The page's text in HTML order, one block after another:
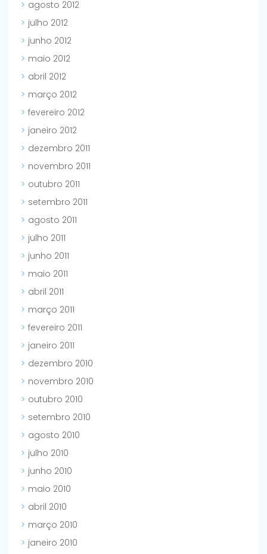
agosto 2012
julho 2012
junho 2012
maio 2012
abril 2012
março 2012
fevereiro 2012
janeiro 2012
dezembro 2011
novembro 2011
outubro 2011
setembro 2011
agosto 2011
julho 2011
junho 2011
maio 2011
abril 2011
março 2011
fevereiro 2011
janeiro 2011
dezembro 2010
novembro 2010
outubro 2010
setembro 2010
agosto 2010
julho 2010
junho 2010
maio 2010
abril 2010
março 2010
janeiro 2010